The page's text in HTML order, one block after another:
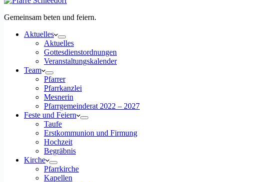
Gemeinsam beten und feiern.
Aktuelles
Aktuelles
Gottesdienstordnungen
Veranstaltungskalender
Team
Pfarrer
Pfarrkanzlei
Mesnerin
Pfarrgemeinderat 2022 – 2027
Feste und Feiern
Taufe
Erstkommunion und Firmung
Hochzeit
Begräbnis
Kirche
Pfarrkirche
Kapellen